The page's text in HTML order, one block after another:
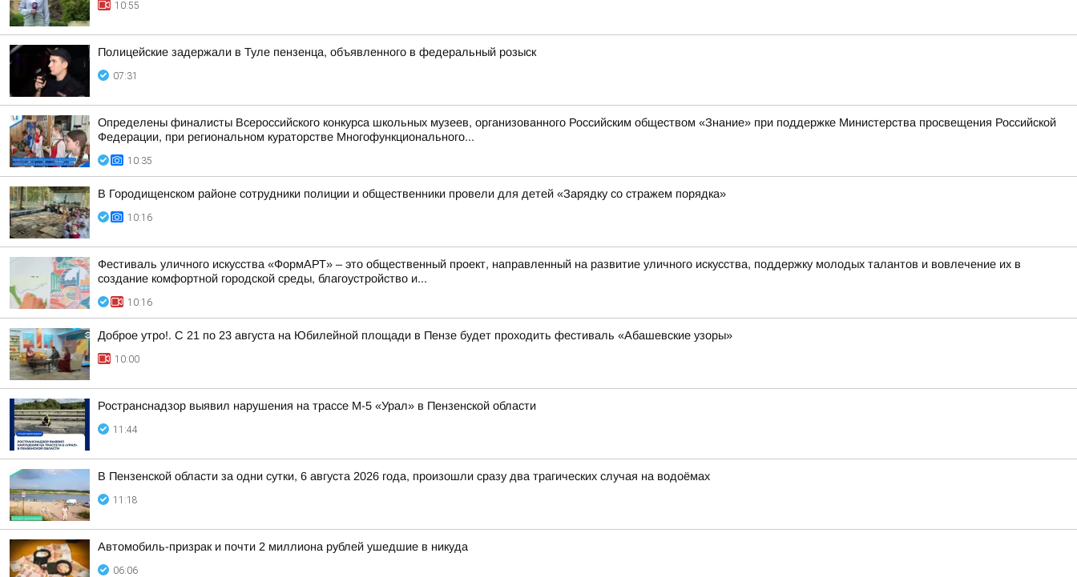
10:55
Полицейские задержали в Туле пензенца, объявленного в федеральный розыск
07:31
Определены финалисты Всероссийского конкурса школьных музеев, организованного Российским обществом «Знание» при поддержке Министерства просвещения Российской
Федерации, при региональном кураторстве Многофункционального...
10:35
В Городищенском районе сотрудники полиции и общественники провели для детей «Зарядку со стражем порядка»
10:16
Фестиваль уличного искусства «ФормАРТ» – это общественный проект, направленный на развитие уличного искусства, поддержку молодых талантов и вовлечение их в
создание комфортной городской среды, благоустройство и...
10:16
Доброе утро!. С 21 по 23 августа на Юбилейной площади в Пензе будет проходить фестиваль «Абашевские узоры»
10:00
Ространснадзор выявил нарушения на трассе М-5 «Урал» в Пензенской области
11:44
В Пензенской области за одни сутки, 6 августа 2026 года, произошли сразу два трагических случая на водоёмах
11:18
Автомобиль-призрак и почти 2 миллиона рублей ушедшие в никуда
06:06